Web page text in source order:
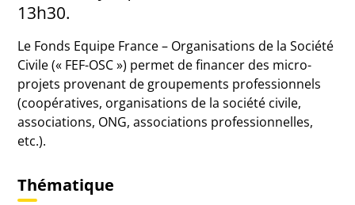
13h30.
Le Fonds Equipe France – Organisations de la Société
Civile (« FEF-OSC ») permet de financer des micro-
projets provenant de groupements professionnels
(coopératives, organisations de la société civile,
associations, ONG, associations professionnelles,
etc.).
Thématique